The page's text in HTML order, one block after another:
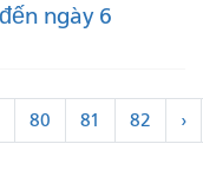
ngày 6
80 81 82 ›